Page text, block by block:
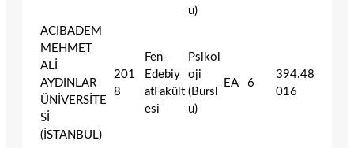
u)
ACIBADEM
MEHMET
ALİ
AYDINLAR
ÜNİVERSİTE
Sİ
(İSTANBUL)
201
8
Fen-
Edebiy
atFakült
esi
Psikol
oji
(Bursl
u)
EA 6
394.48
016